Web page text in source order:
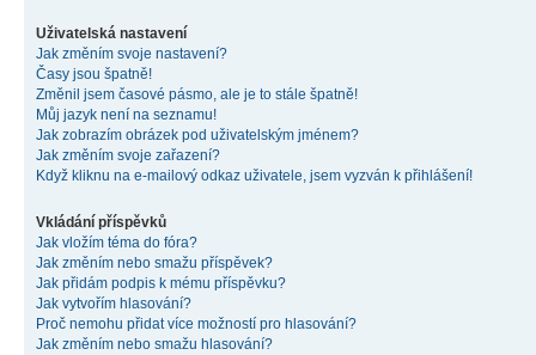
Uživatelská nastavení
Jak změním svoje nastavení?
Časy jsou špatně!
Změnil jsem časové pásmo, ale je to stále špatně!
Můj jazyk není na seznamu!
Jak zobrazím obrázek pod uživatelským jménem?
Jak změním svoje zařazení?
Když kliknu na e-mailový odkaz uživatele, jsem vyzván k přihlášení!
Vkládání příspěvků
Jak vložím téma do fóra?
Jak změním nebo smažu příspěvek?
Jak přidám podpis k mému příspěvku?
Jak vytvořím hlasování?
Proč nemohu přidat více možností pro hlasování?
Jak změním nebo smažu hlasování?